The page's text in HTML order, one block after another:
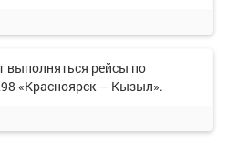
выполняться рейсы по
«Красноярск — Кызыл».